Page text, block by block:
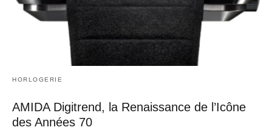
HORLOGERIE
AMIDA Digitrend, la Renaissance de l’Icône
des Années 70